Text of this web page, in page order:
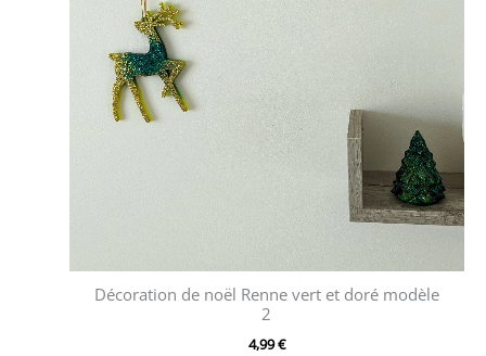
Décoration de noël Renne vert et doré modèle
2
4,99€